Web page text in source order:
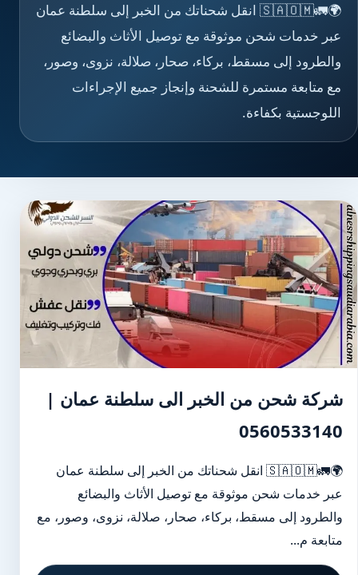
🌍🚛🇸🇦🇴🇲 انقل شحناتك من الخبر إلى سلطنة عمان
عبر خدمات شحن موثوقة مع توصيل الأثاث والبضائع
والطرود إلى مسقط، بركاء، صحار، صلالة، نزوى، وصور،
مع متابعة مستمرة للشحنة وإنجاز جميع الإجراءات
اللوجستية بكفاءة.
شركة شحن من الخبر الى سلطنة عمان |
0560533140
🌍🚛🇸🇦🇴🇲 انقل شحناتك من الخبر إلى سلطنة عمان
عبر خدمات شحن موثوقة مع توصيل الأثاث والبضائع
والطرود إلى مسقط، بركاء، صحار، صلالة، نزوى، وصور، مع
متابعة م...